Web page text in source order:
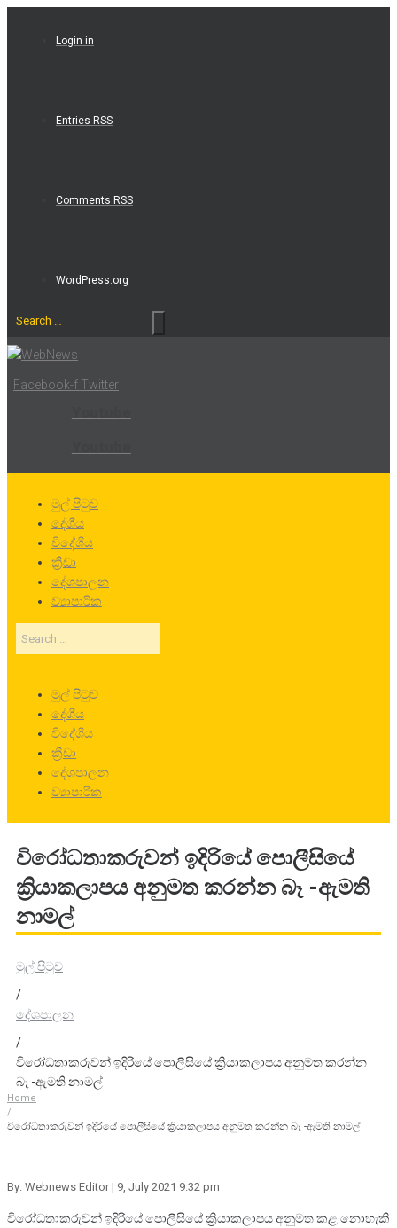
Login in
Entries RSS
Comments RSS
WordPress.org
Search
Facebook-f Twitter
මුල් පිටුව
දේශීය
විදේශීය
ක්‍රීඩා
දේශපාලන
ව්‍යාපාරික
Search
…
මුල් පිටුව
දේශීය
විදේශීය
ක්‍රීඩා
දේශපාලන
ව්‍යාපාරික
විරෝධතාකරුවන් ඉදිරියේ පොලීසියේ
ක්‍රියාකලාපය අනුමත කරන්න බෑ -ඇමති
නාමල්
මුල් පිටුව
/
දේශපාලන
/
විරෝධතාකරුවන් ඉදිරියේ පොලීසියේ ක්‍රියාකලාපය අනුමත කරන්න
බෑ -ඇමති නාමල්
Home
/
විරෝධතාකරුවන් ඉදිරියේ පොලීසියේ ක්‍රියාකලාපය අනුමත කරන්න බෑ -ඇමති නාමල්
By: Webnews Editor | 9, July 2021 9:32 pm
විරෝධතාකරුවන් ඉදිරියේ පොලීසියේ ක්‍රියාකලාපය අනුමත කළ නොහැකි